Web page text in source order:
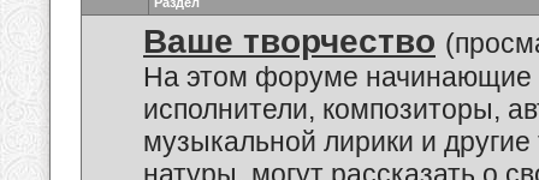
Ваше творчество
На этом форуме начинающие
исполнители, композиторы,
музыкальной лирики и другие